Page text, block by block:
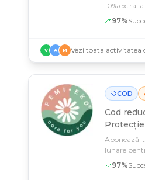
10% extra
97%
V A M Vezi toata activitatea
COD
Cod
Abonează-
lunare
97%